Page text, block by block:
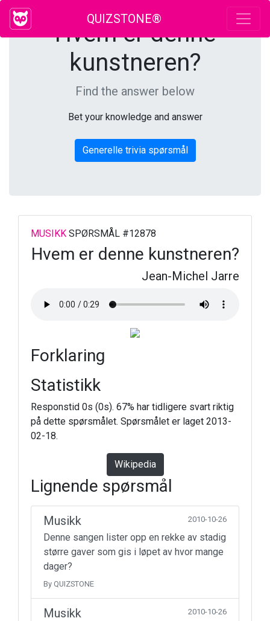
QUIZSTONE®
Hvem er denne
kunstneren?
Find the answer below
Bet your knowledge and answer
Generelle trivia spørsmål
MUSIKK SPØRSMÅL #12878
Hvem er denne kunstneren?
Jean-Michel Jarre
Forklaring
Statistikk
Responstid 0s (0s). 67% har tidligere svart riktig
på dette spørsmålet. Spørsmålet er laget 2013-
02-18.
Wikipedia
Lignende spørsmål
Musikk 2010-10-26
Denne sangen lister opp en rekke av stadig
større gaver som gis i løpet av hvor mange
dager?
By QUIZSTONE
Musikk 2010-10-26